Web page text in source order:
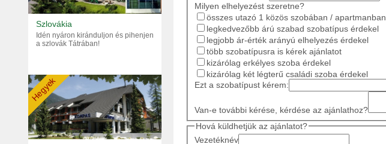
Szlovákia
Idén nyáron kiránduljon és pihenjen
a szlovák Tátrában!
Hegyek
Milyen elhelyezést szeretne?
összes utazó 1 közös szobában /
legkedvezőbb árú szabad szobatípus érdekel
legjobb ár-érték arányú elhelyezés érdekel
több szobatípusra is kérek ajánlatot
kizárólag erkélyes szoba érdekel
kizárólag két légterű családi szoba érdekel
Ezt a szobatípust kérem:
Van-e további kérése, kérdése az ajánlathoz?
Hová küldhetjük az ajánlatot?
Vezetéknév